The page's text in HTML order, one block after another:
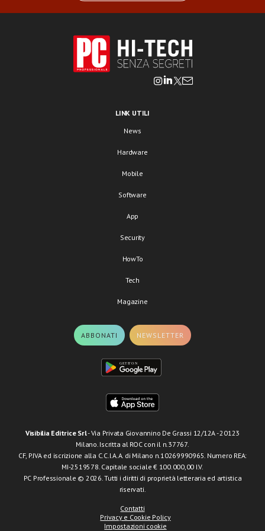
LINK UTILI
News
Hardware
Mobile
Software
App
Security
HowTo
Tech
Magazine
ABBONATI NEWSLETTER
Visibilia Editrice Srl- Via Privata Giovannino De Grassi 12/12A - 20123
Milano. Iscritta al ROC con il n.37767.
CF, P.IVA ed iscrizione alla C.C.I.A.A. di Milano n.10269990965. Numero REA:
MI-2519578. Capitale sociale € 100.000,00 I.V.
PC Professionale © 2026. Tutti i diritti di proprietà letteraria ed artistica
riservati.
Contatti
Privacy e Cookie Policy
Impostazioni cookie